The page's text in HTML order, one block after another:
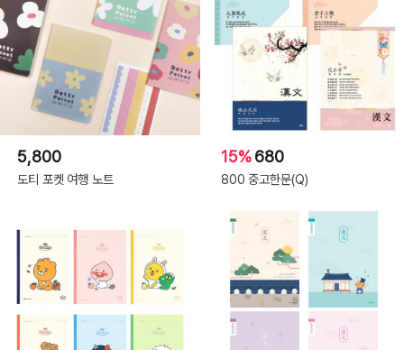
5,800
도티 포켓 여행 노트
15%680
800 중고한문(Q)